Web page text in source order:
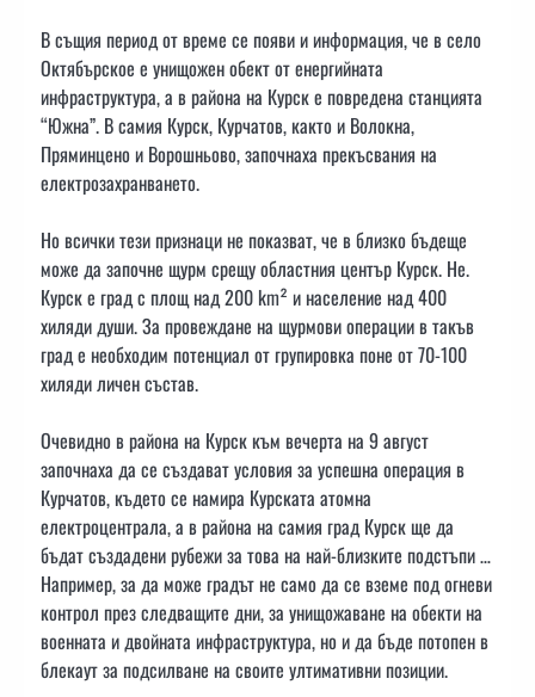
В същия период от време се появи и информация, че в село
Октябърское е унищожен обект от енергийната
инфраструктура, а в района на Курск е повредена станцията
“Южна”. В самия Курск, Курчатов, както и Волокна,
Пряминцено и Ворошньово, започнаха прекъсвания на
електрозахранването.
Но всички тези признаци не показват, че в близко бъдеще
може да започне щурм срещу областния център Курск. Не.
Курск е град с площ над 200 km² и население над 400
хиляди души. За провеждане на щурмови операции в такъв
град е необходим потенциал от групировка поне от 70-100
хиляди личен състав.
Очевидно в района на Курск към вечерта на 9 август
започнаха да се създават условия за успешна операция в
Курчатов, където се намира Курската атомна
електроцентрала, а в района на самия град Курск ще да
бъдат създадени рубежи за това на най-близките подстъпи …
Например, за да може градът не само да се вземе под огневи
контрол през следващите дни, за унищожаване на обекти на
военната и двойната инфраструктура, но и да бъде потопен в
блекаут за подсилване на своите ултимативни позиции.